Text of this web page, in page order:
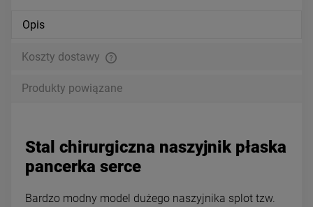
Opis
Koszty dostawy
Produkty powiązane
Stal chirurgiczna naszyjnik płaska
pancerka serce
Bardzo modny model dużego naszyjnika splot tzw.